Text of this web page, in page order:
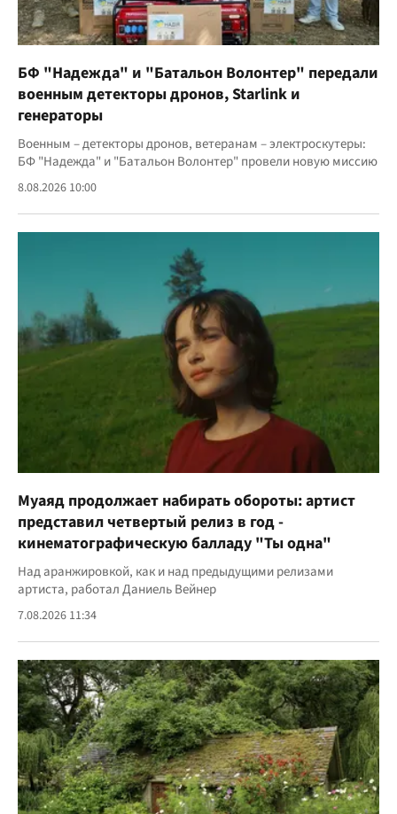
БФ "Надежда" и "Батальон Волонтер" передали
военным детекторы дронов, Starlink и
генераторы
Военным – детекторы дронов, ветеранам – электроскутеры:
БФ "Надежда" и "Батальон Волонтер" провели новую миссию
8.08.2026 10:00
Муаяд продолжает набирать обороты: артист
представил четвертый релиз в год -
кинематографическую балладу "Ты одна"
Над аранжировкой, как и над предыдущими релизами
артиста, работал Даниель Вейнер
7.08.2026 11:34